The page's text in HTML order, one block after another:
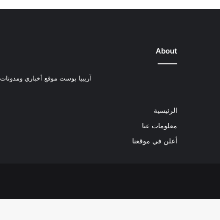
About
آريبيا بوست موقع أخباري
الرئيسية
معلومات عنا
أعلن في موقعنا